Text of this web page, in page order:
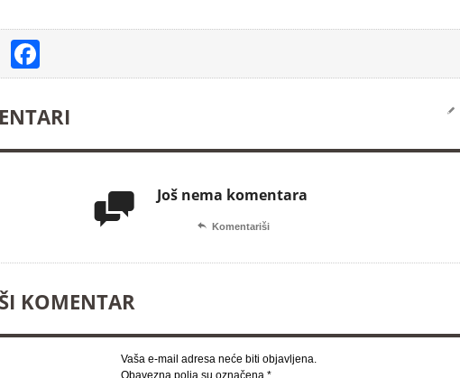
✎
 Još nema komentara
 Komentariši
KOMENTAR
Vaša e-mail adresa neće biti objavljena.
Obavezna polja su označena *